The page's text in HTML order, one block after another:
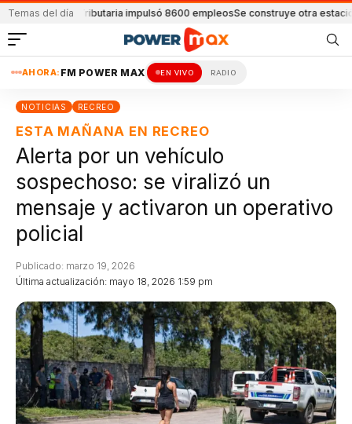
Temas del día
Ley Tributaria impulsó 8600 empleosSe construye otra estación policial en
AHORA: FM POWER MAX EN VIVO RADIO
NOTICIAS RECREO
ESTA MAÑANA EN RECREO
Alerta por un vehículo
sospechoso: se viralizó un
mensaje y activaron un operativo
policial
Última actualización: mayo 18, 2026 1:59 pm
Publicado: marzo 19, 2026